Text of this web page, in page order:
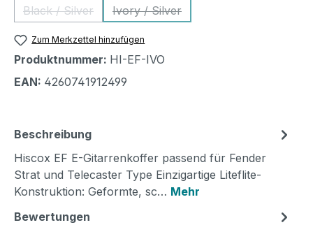
Black / Silver
(Diese Option ist zurzeit nicht verfügbar.)
Ivory / Silver
(Diese Option ist zurzeit nicht
Zum Merkzettel hinzufügen
Produktnummer: HI-EF-IVO
EAN: 4260741912499
Beschreibung
Hiscox EF E-Gitarrenkoffer passend für Fender
Strat und Telecaster Type Einzigartige Liteflite-
Konstruktion: Geformte, sc… Mehr
Bewertungen